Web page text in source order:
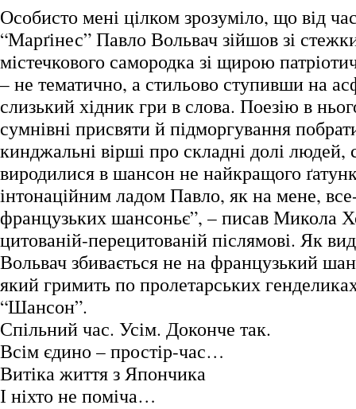
Особисто мені цілком зрозуміло, що від
“Марґінес” Павло Вольвач зійшов зі
містечкового самородка зі щирою
– не тематично, а стильово ступивши на
слизький хідник гри в слова. Поезію в
сумнівні присвяти й підморгування
кинджальні вірші про складні долі людей,
виродилися в шансон не найкращого
інтонаційним ладом Павло, як на мене,
французьких шансоньє”, – писав Микола
цитованій-перецитованій післямові. Як
Вольвач збивається не на французький
який гримить по пролетарських
“Шансон”.
Спільний час. Усім. Доконче так.
Всім єдино – простір-час…
Витіка життя з Япончика
І ніхто не поміча…